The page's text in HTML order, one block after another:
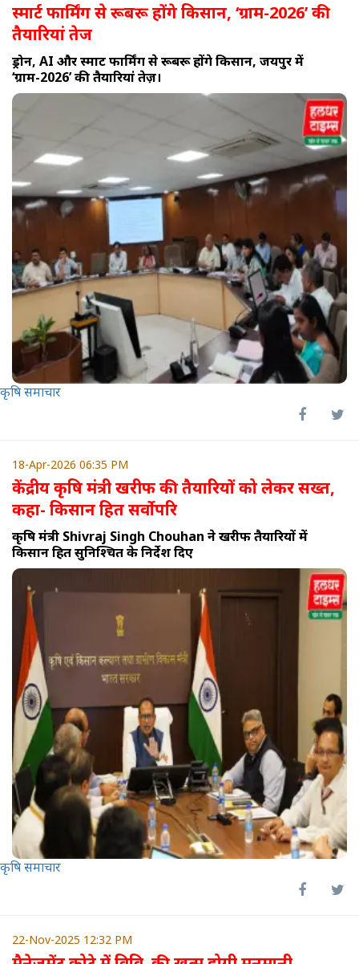
स्मार्ट फार्मिंग से रूबरू होंगे किसान, ‘ग्राम-2026’ की
तैयारियां तेज
ड्रोन, AI और स्मार्ट फार्मिंग से रूबरू होंगे किसान, जयपुर में
‘ग्राम-2026’ की तैयारियां तेज़।
कृषि समाचार
18-Apr-2026 06:35 PM
केंद्रीय कृषि मंत्री खरीफ की तैयारियों को लेकर सख्त,
कहा- किसान हित सर्वोपरि
कृषि मंत्री Shivraj Singh Chouhan ने खरीफ तैयारियों में
किसान हित सुनिश्चित के निर्देश दिए
कृषि समाचार
22-Nov-2025 12:32 PM